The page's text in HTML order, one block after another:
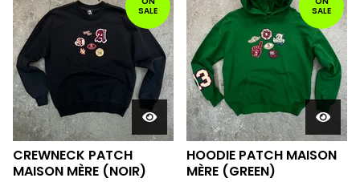
SALE
CREWNECK PATCH
MAISON MÈRE (NOIR)
SALE
HOODIE PATCH MAISON
MÈRE (GREEN)